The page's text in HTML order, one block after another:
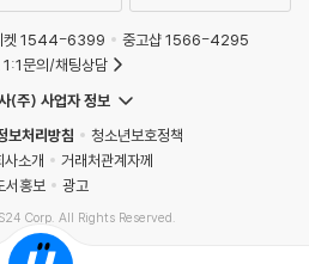
켓 1544-6399
중고샵 1566-4295
문의/채팅상담
(주) 사업자 정보
보처리방침
청소년보호정책
사소개
거래처관계자께
서홍보
광고
Corp. All Rights Reserved.